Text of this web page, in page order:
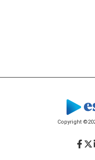
Copyright